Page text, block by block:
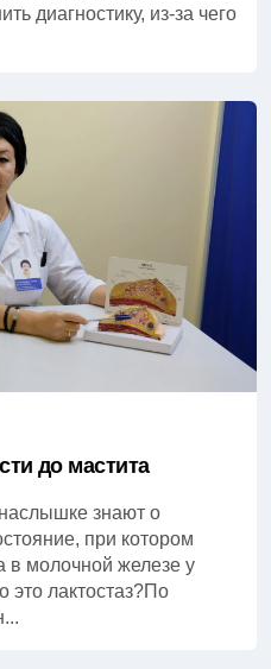
диагностику, из-за чего
до мастита
знают о
при котором
в молочной железе у
это лактостаз?По